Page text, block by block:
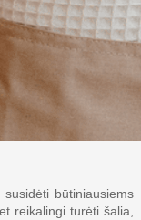
būtiniausiems
reikalingi turėti šalia,